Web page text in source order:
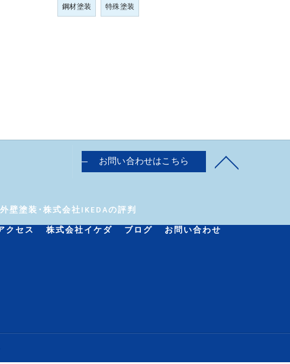
鋼材塗装
特殊塗装
お問い合わせはこちら
壁塗装･株式会社IKEDAの評判
クセス 株式会社イケダ ブログ
お問い合わせ